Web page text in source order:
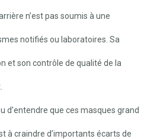
n’est pas soumis à une
notifiés ou laboratoires. Sa
et son contrôle de qualité de la
d’entendre que ces masques grand
à craindre d’importants écarts de